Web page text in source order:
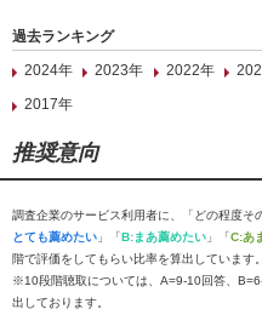
過去ランキング
2024年
2023年 2022年
2017年
推奨意向
調査企業のサービス利用者に、「どの程度そ
とても薦めたい 」「B:まあ薦めたい 」「C:あ
階で評価をしてもらい比率を算出しています。
※10段階聴取については、A=9-10回答、
出しております。